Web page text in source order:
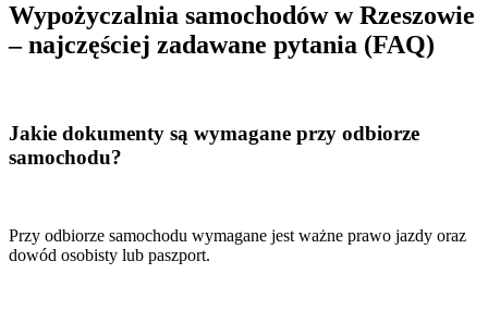
Wypożyczalnia samochodów w Rzeszowie
– najczęściej zadawane pytania (FAQ)
Jakie dokumenty są wymagane przy odbiorze
samochodu?
Przy odbiorze samochodu wymagane jest ważne prawo jazdy oraz
dowód osobisty lub paszport.